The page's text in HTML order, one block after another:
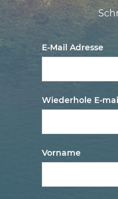
E-Mail Adresse
Wiederhole E-
Vorname